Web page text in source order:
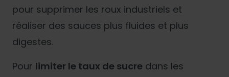
pour supprimer les roux industriels et
réaliser des sauces plus fluides et plus
digestes.
Pour limiter le taux de sucre dans les